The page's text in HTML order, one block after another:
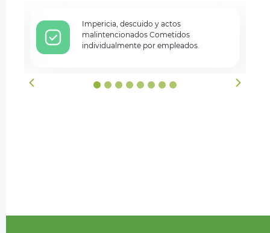
Impericia, descuido y actos
malintencionados Cometidos
individualmente por empleados.
4 5 6 7 8